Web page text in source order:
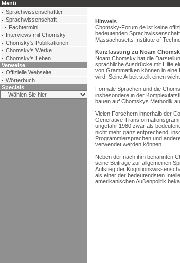
Hinweis
Chomsky-Forum.de ist keine
bedeutenden
Massachusetts Institute of
Kurzfassung zu Noam
Noam Chomsky hat die
sprachliche Ausdrücke mit Hilfe
von Grammatiken können in
wird. Seine Arbeit stellt einen
Formale Sprachen und die
insbesondere in der
bauen auf Chomskys Methodik
Vielen Forschern innerhalb der
Generative
ungefähr 1980 zwar als
nicht mehr ganz entprechend,
Programmiersprachen und
verwendet werden können.
Neben der nach ihm benannten
seine Beiträge zur allgemeinen
Aufstieg der
als einer der bedeutendsten
amerikanischen Außenpolitik
Menü
Sprachwissenschaftler
Sprachwissenschaft
Fachtermini
Interviews mit Chomsky
Chomsky's Publikationen
Chomsky's Werke
Chomsky's Leben
Verweise
Offizielle Webseite
Wörterbuch
Specials